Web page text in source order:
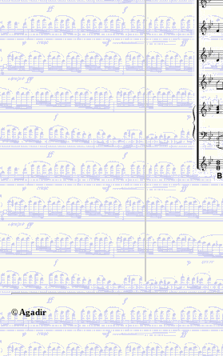
© Agadir